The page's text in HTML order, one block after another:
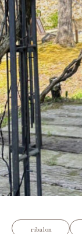
ribalon